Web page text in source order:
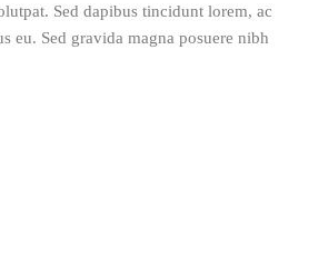
Sed dapibus tincidunt lorem, ac
eu. Sed gravida magna posuere nibh